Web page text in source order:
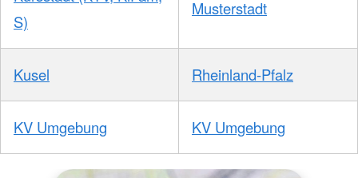
S)
Musterstadt
Kusel Rheinland-Pfalz
KV Umgebung KV Umgebung